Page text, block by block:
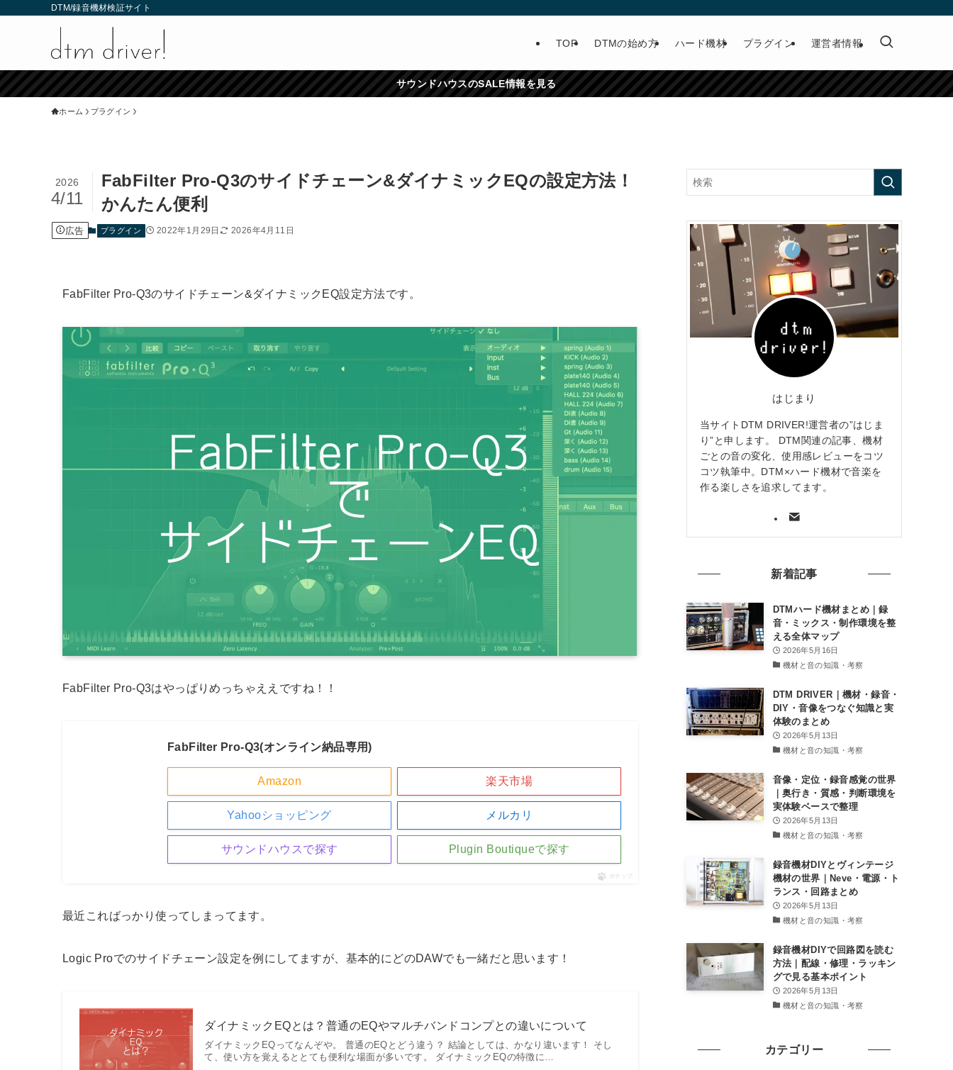
DTM/録音機材検証サイト
TOP DTMの始め方 ハード機材 プラグイン 運営者情報
サウンドハウスのSALE情報を見る
ホーム プラグイン
FabFilter Pro-Q3のサイドチェーン&ダイナミックEQの設定方法！
かんたん便利
2026
4/11
広告 プラグイン 2022年1月29日 2026年4月11日
FabFilter Pro-Q3のサイドチェーン&ダイナミックEQ設定方法です。
FabFilter Pro-Q3はやっぱりめっちゃええですね！！
FabFilter Pro-Q3(オンライン納品専用)
Amazon 楽天市場
Yahooショッピング メルカリ
サウンドハウスで探す Plugin Boutiqueで探す
ポチップ
最近こればっかり使ってしまってます。
Logic Proでのサイドチェーン設定を例にしてますが、基本的にどのDAWでも一緒だと思います！
ダイナミックEQとは？普通のEQやマルチバンドコンプとの違いについて
ダイナミックEQってなんぞや。 普通のEQとどう違う？ 結論としては、かなり違います！ そし
て、使い方を覚えるととても便利な場面が多いです。 ダイナミックEQの特徴に…
はじまり
当サイトDTM DRIVER!運営者の”はじま
り”と申します。 DTM関連の記事、機材
ごとの音の変化、使用感レビューをコツ
コツ執筆中。DTM×ハード機材で音楽を
作る楽しさを追求してます。
新着記事
DTMハード機材まとめ｜録
音・ミックス・制作環境を整
える全体マップ
2026年5月16日
機材と音の知識・考察
DTM DRIVER｜機材・録音・
DIY・音像をつなぐ知識と実
体験のまとめ
2026年5月13日
機材と音の知識・考察
音像・定位・録音感覚の世界
｜奥行き・質感・判断環境を
実体験ベースで整理
2026年5月13日
機材と音の知識・考察
録音機材DIYとヴィンテージ
機材の世界｜Neve・電源・ト
ランス・回路まとめ
2026年5月13日
機材と音の知識・考察
録音機材DIYで回路図を読む
方法｜配線・修理・ラッキン
グで見る基本ポイント
2026年5月13日
機材と音の知識・考察
カテゴリー